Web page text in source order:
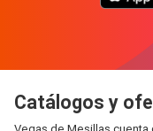
Catálogos y